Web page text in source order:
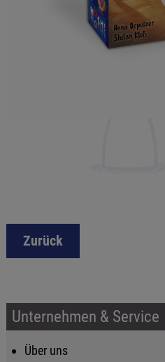
Zurück
Unternehmen & Service
Über uns